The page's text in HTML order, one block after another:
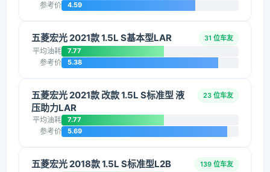
参考价 4.59
五菱宏光 2021款 1.5L S基本型LAR 31 位车友
平均油耗 7.77
参考价 5.38
五菱宏光 2021款 改款 1.5L S标准型 液
压助力LAR
23 位车友
平均油耗 7.77
参考价 5.69
五菱宏光 2018款 1.5L S标准型L2B 139 位车友